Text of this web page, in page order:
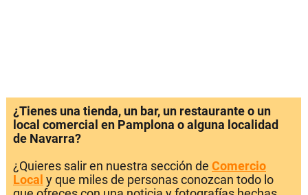
¿Tienes una tienda, un bar, un restaurante o un
local comercial en Pamplona o alguna localidad
de Navarra?
¿Quieres salir en nuestra sección de Comercio
Local y que miles de personas conozcan todo lo